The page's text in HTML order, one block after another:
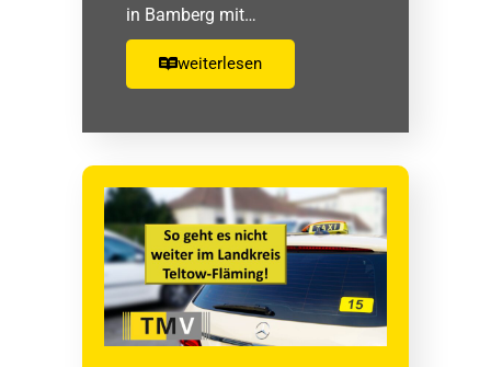
in Bamberg mit…
weiterlesen